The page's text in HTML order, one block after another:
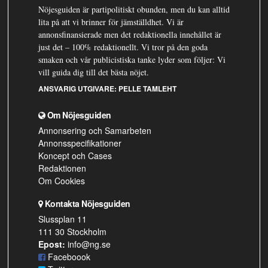
Nöjesguiden är partipolitiskt obunden, men du kan alltid
lita på att vi brinner för jämställdhet. Vi är
annonsfinansierade men det redaktionella innehållet är
just det – 100% redaktionellt. Vi tror på den goda
smaken och vår publicistiska tanke lyder som följer: Vi
vill guida dig till det bästa nöjet.
ANSVARIG UTGIVARE: PELLE TAMLEHT
Om Nöjesguiden
Annonsering och Samarbeten
Annonsspecifikationer
Koncept och Cases
Redaktionen
Om Cookies
Kontakta Nöjesguiden
Slussplan 11
111 30 Stockholm
Epost: info@ng.se
Faceboook